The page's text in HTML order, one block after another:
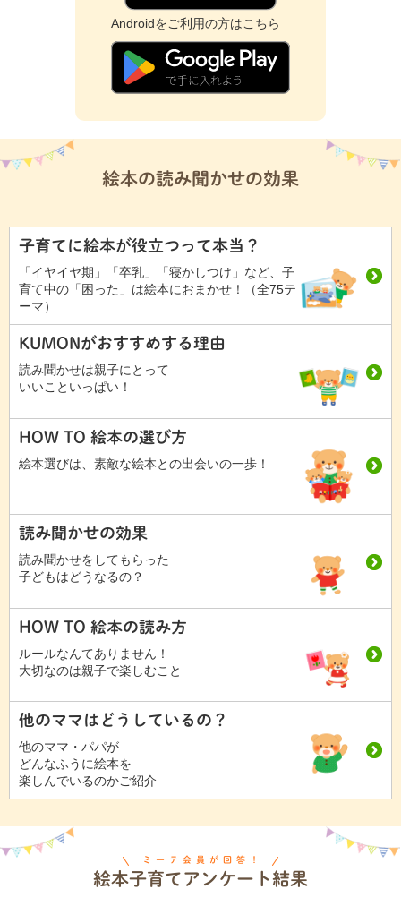
Androidをご利用の方はこちら
絵本の読み聞かせの効果
子育てに絵本が役立つって本当？
「イヤイヤ期」「卒乳」「寝かしつけ」など、子
育て中の「困った」は絵本におまかせ！（全75テ
ーマ）
KUMONがおすすめする理由
読み聞かせは親子にとって
いいこといっぱい！
HOW TO 絵本の選び方
絵本選びは、素敵な絵本との出会いの一歩！
読み聞かせの効果
読み聞かせをしてもらった
子どもはどうなるの？
HOW TO 絵本の読み方
ルールなんてありません！
大切なのは親子で楽しむこと
他のママはどうしているの？
他のママ・パパが
どんなふうに絵本を
楽しんでいるのかご紹介
ミーテ会員が回答！
絵本子育てアンケート結果